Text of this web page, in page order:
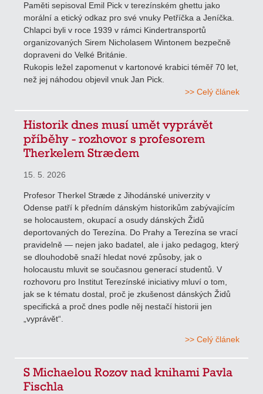
Paměti sepisoval Emil Pick v terezínském ghettu jako
morální a etický odkaz pro své vnuky Petříčka a Jeníčka.
Chlapci byli v roce 1939 v rámci Kindertransportů
organizovaných Sirem Nicholasem Wintonem bezpečně
dopraveni do Velké Británie.
Rukopis ležel zapomenut v kartonové krabici téměř 70 let,
než jej náhodou objevil vnuk Jan Pick.
>> Celý článek
Historik dnes musí umět vyprávět
příběhy - rozhovor s profesorem
Therkelem Strædem
15. 5. 2026
Profesor Therkel Stræde z Jihodánské univerzity v
Odense patří k předním dánským historikům zabývajícím
se holocaustem, okupací a osudy dánských Židů
deportovaných do Terezína. Do Prahy a Terezína se vrací
pravidelně — nejen jako badatel, ale i jako pedagog, který
se dlouhodobě snaží hledat nové způsoby, jak o
holocaustu mluvit se současnou generací studentů. V
rozhovoru pro Institut Terezínské iniciativy mluví o tom,
jak se k tématu dostal, proč je zkušenost dánských Židů
specifická a proč dnes podle něj nestačí historii jen
„vyprávět“.
>> Celý článek
S Michaelou Rozov nad knihami Pavla
Fischla